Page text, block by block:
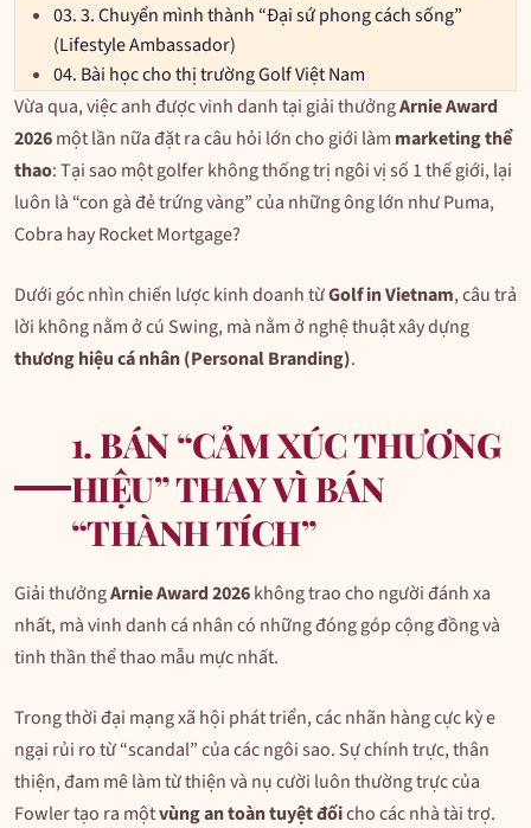
03.3. Chuyển mình thành “Đại sứ phong cách sống”
(Lifestyle Ambassador)
04. Bài học cho thị trường Golf Việt Nam
Vừa qua, việc anh được vinh danh tại giải thưởngArnie Award
2026một lần nữa đặt ra câu hỏi lớn cho giới làm marketing thể
thao: Tại sao một golfer không thống trị ngôi vị số 1 thế giới, lại
luôn là “con gà đẻ trứng vàng” của những ông lớn như Puma,
Cobra hay Rocket Mortgage?
Dưới góc nhìn chiến lược kinh doanh từGolf in Vietnam, câu trả
lời không nằm ở cú Swing, mà nằm ở nghệ thuật xây dựng
thương hiệu cá nhân (Personal Branding).
1. BÁN “CẢM XÚC THƯƠNG
HIỆU” THAY VÌ BÁN
“THÀNH TÍCH”
Giải thưởngArnie Award 2026không trao cho người đánh xa
nhất, mà vinh danh cá nhân có những đóng góp cộng đồng và
tinh thần thể thao mẫu mực nhất.
Trong thời đại mạng xã hội phát triển, các nhãn hàng cực kỳ e
ngại rủi ro từ “scandal” của các ngôi sao. Sự chính trực, thân
thiện, đam mê làm từ thiện và nụ cười luôn thường trực của
Fowler tạo ra mộtvùng an toàn tuyệt đốicho các nhà tài trợ.